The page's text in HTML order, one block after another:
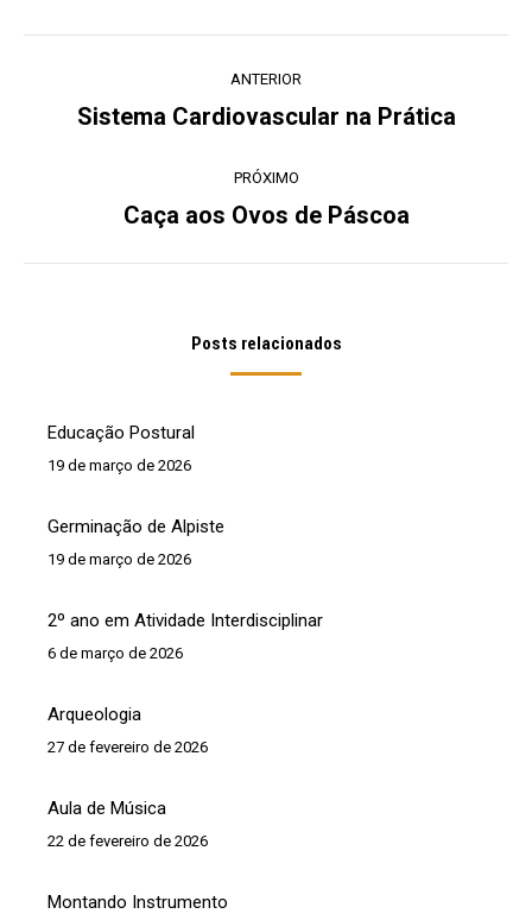
ANTERIOR
Post
Sistema Cardiovascular na Prática
PRÓXIMO
Próximo
Caça aos Ovos de Páscoa
Posts relacionados
Educação Postural
19 de março de 2026
Germinação de Alpiste
19 de março de 2026
2º ano em Atividade Interdisciplinar
6 de março de 2026
Arqueologia
27 de fevereiro de 2026
Aula de Música
22 de fevereiro de 2026
Montando Instrumento